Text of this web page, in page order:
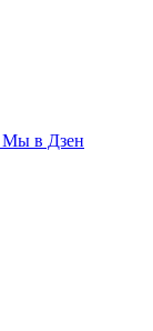
Мы в Дзен